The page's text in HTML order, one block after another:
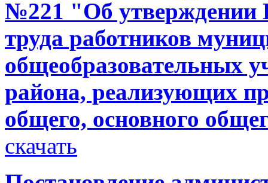
№221 "Об утверждении
труда работников
общеобразовательных
района, реализующих
общего, основного
скачать